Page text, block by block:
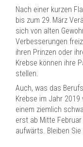
Nach einer kurzen
bis zum 29. März
sich von alten
Verbesserungen
ihren Prinzen oder
Krebse können ihre
stellen.
Auch, was das
Krebse im Jahr
einem ziemlich
erst ab Mitte
aufwärts. Bleiben